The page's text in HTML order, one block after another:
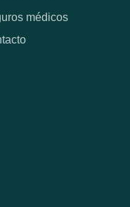
médicos